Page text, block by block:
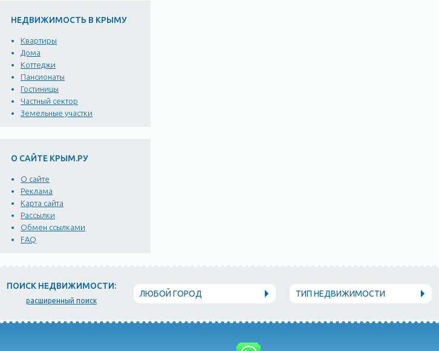
НЕДВИЖИМОСТЬ В КРЫМУ
Квартиры
Дома
Коттеджи
Пансионаты
Гостиницы
Частный сектор
Земельные участки
О САЙТЕ КРЫМ.РУ
О сайте
Реклама
Карта сайта
Рассылки
Обмен ссылками
FAQ
ПОИСК НЕДВИЖИМОСТИ:
расширенный поиск
ЛЮБОЙ ГОРОД ТИП НЕДВИЖИМОСТИ